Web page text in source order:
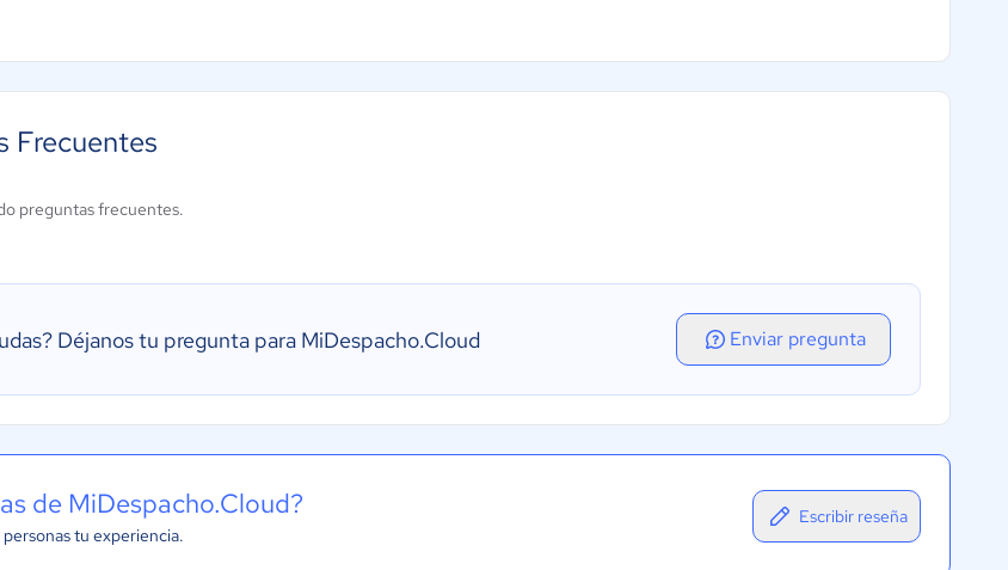
Frecuentes
preguntas frecuentes.
Déjanos tu pregunta para MiDespacho.Cloud Enviar pregunta
de MiDespacho.Cloud?
tu experiencia.
Escribir reseña